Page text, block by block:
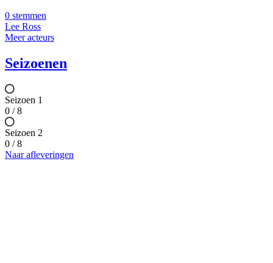
0 stemmen
Lee Ross
Meer acteurs
Seizoenen
Seizoen 1
0 / 8
Seizoen 2
0 / 8
Naar afleveringen